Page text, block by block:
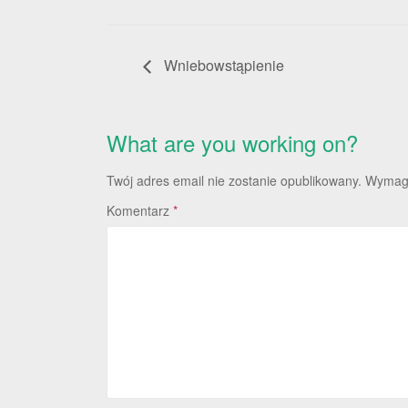
Wniebowstąpienie
What are you working on?
Twój adres email nie zostanie opublikowany.
Komentarz *